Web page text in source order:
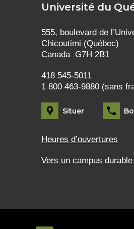
Université du
555, boulevard de
Chicoutimi (Québec)
Canada G7H 2B1
418 545-5011
1 800 463-9880 (sans
Situer
Heures d’ouvertures
Vers un campus durable